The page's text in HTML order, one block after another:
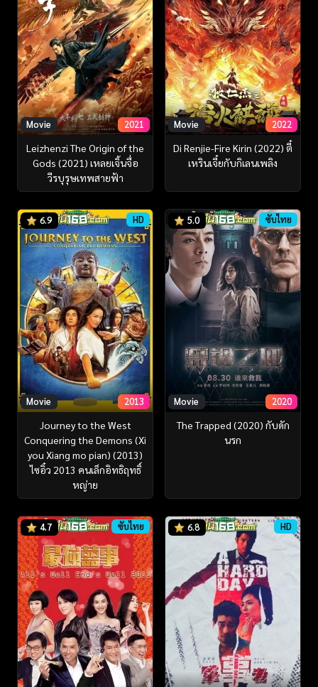
Movie 2021
Leizhenzi The Origin of the
Gods (2021) เหลยเจิ้นจื่อ
วีรบุรุษเทพสายฟ้า
Movie 2022
Di Renjie-Fire Kirin (2022) ตี๋
เหรินเจี๋ยกับกิเลนเพลิง
6.9 HD
Movie 2013
Journey to the West
Conquering the Demons (Xi
you Xiang mo pian) (2013)
ไซอิ๋ว 2013 คนเล็กอิทธิฤทธิ์
หญ่าย
5.0 ซับไทย
Movie 2020
The Trapped (2020) กับดัก
นรก
4.7 ซับไทย 6.8 HD